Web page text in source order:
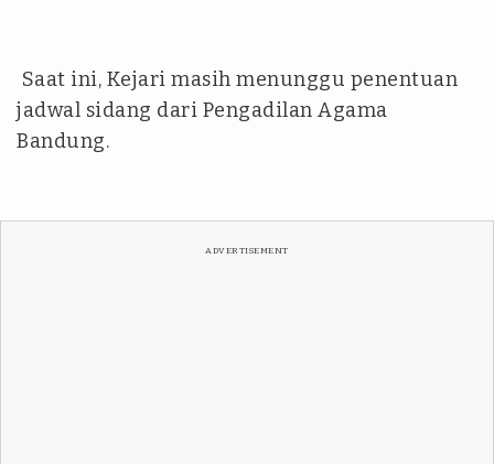
Saat ini, Kejari masih menunggu penentuan
jadwal sidang dari Pengadilan Agama
Bandung.
ADVERTISEMENT